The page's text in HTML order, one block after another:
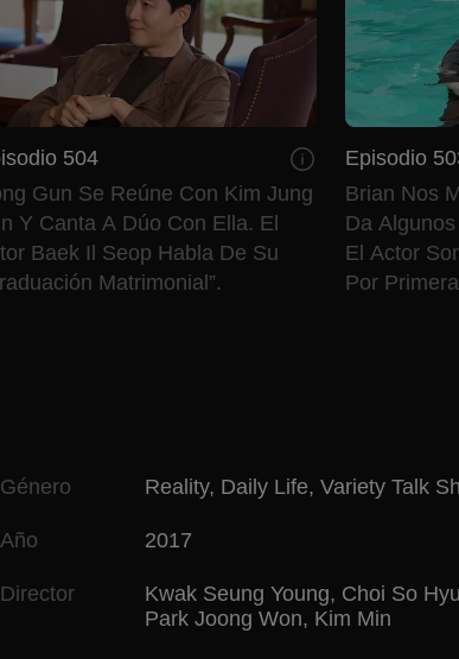
504
Gun Se Reúne Con Kim Jung
Y Canta A Dúo Con Ella. El
Baek Il Seop Habla De Su
Matrimonial”.
Episodio
Brian Nos
Da
El Actor
Por
Género Reality, Daily Life, Variety Talk
Año 2017
Director Kwak Seung Young, Choi So
Park Joong Won, Kim Min